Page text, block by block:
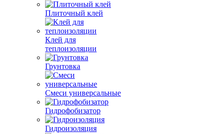
Плиточный клей
Клей для
теплоизоляции
Грунтовка
Смеси универсальные
Гидрофобизатор
Гидроизоляция